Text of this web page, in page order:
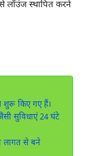
लॉउंज स्थापित करने
शुरू किए गए हैं।
सुविधाएं 24 घंटे
लागत से बने